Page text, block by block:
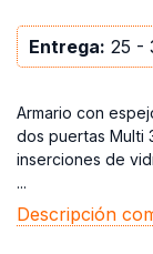
Entrega: 25 -
Armario con
dos puertas Multi
inserciones de
...
Descripción